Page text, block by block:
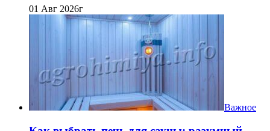
01 Авг 2026г
Важное